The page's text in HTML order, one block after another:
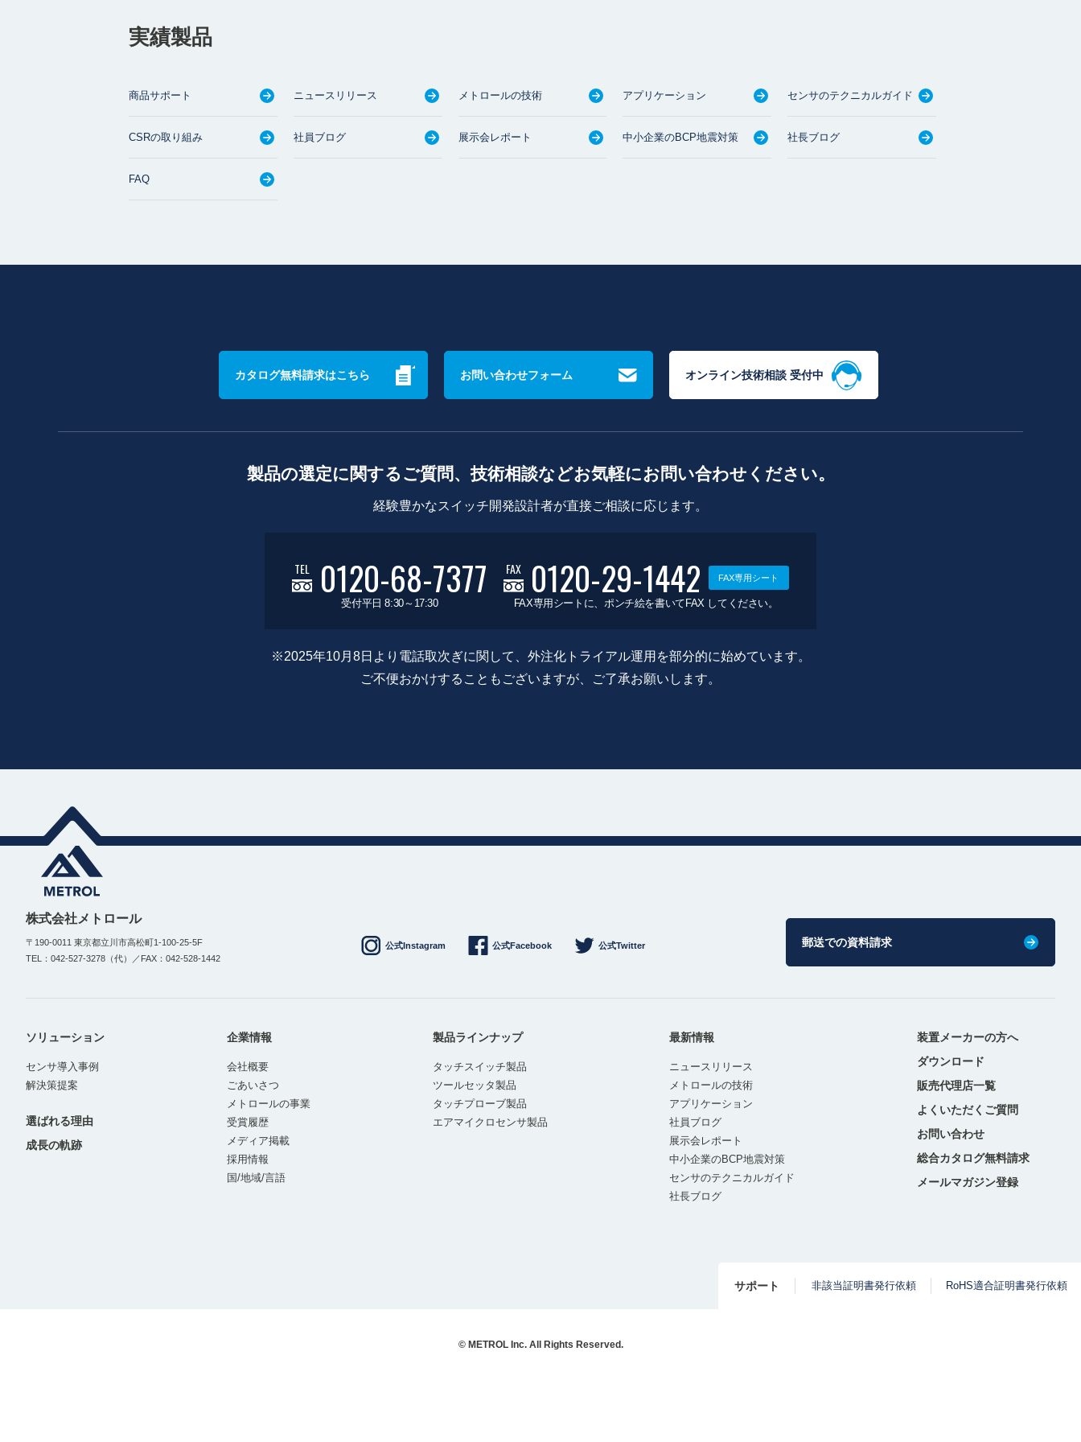
実績製品
商品サポート ニュースリリース メトロールの技術 アプリケーション センサのテクニカルガイド
CSRの取り組み 社員ブログ 展示会レポート 中小企業のBCP地震対策 社長ブログ
FAQ
カタログ無料請求はこちら お問い合わせフォーム オンライン技術相談 受付中
製品の選定に関するご質問、技術相談などお気軽にお問い合わせください。
経験豊かなスイッチ開発設計者が直接ご相談に応じます。
TEL 0120-68-7377
受付平日 8:30～17:30
FAX 0120-29-1442 FAX専用シート
FAX専用シートに、ポンチ絵を書いてFAX してください。
※2025年10月8日より電話取次ぎに関して、外注化トライアル運用を部分的に始めています。
ご不便おかけすることもございますが、ご了承お願いします。
株式会社メトロール
〒190-0011 東京都立川市高松町1-100-25-5F
TEL：042-527-3278（代）／FAX：042-528-1442
公式Instagram 公式Facebook 公式Twitter 郵送での資料請求
ソリューション
センサ導入事例
解決策提案
選ばれる理由
成長の軌跡
企業情報
会社概要
ごあいさつ
メトロールの事業
受賞履歴
メディア掲載
採用情報
国/地域/言語
製品ラインナップ
タッチスイッチ製品
ツールセッタ製品
タッチプローブ製品
エアマイクロセンサ製品
最新情報
ニュースリリース
メトロールの技術
アプリケーション
社員ブログ
展示会レポート
中小企業のBCP地震対策
センサのテクニカルガイド
社長ブログ
装置メーカーの方へ
ダウンロード
販売代理店一覧
よくいただくご質問
お問い合わせ
総合カタログ無料請求
メールマガジン登録
サポート 非該当証明書発行依頼 RoHS適合証明書発行依頼
© METROL Inc. All Rights Reserved.